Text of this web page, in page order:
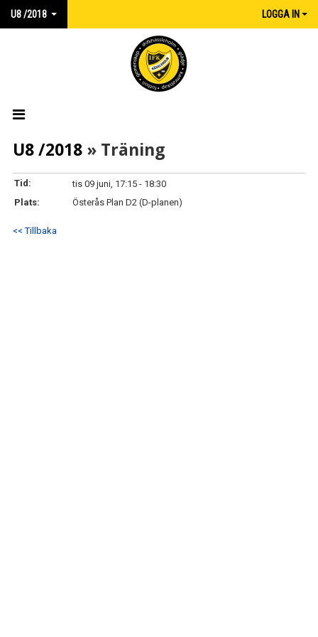
U8 /2018 LOGGA IN
HEM
NYHETER
KALENDER
MATCHER
U8 /2018 » Träning
Tid:
tis 09 juni, 17:15 - 18:30
Plats:
Österås Plan D2 (D-planen)
<< Tillbaka